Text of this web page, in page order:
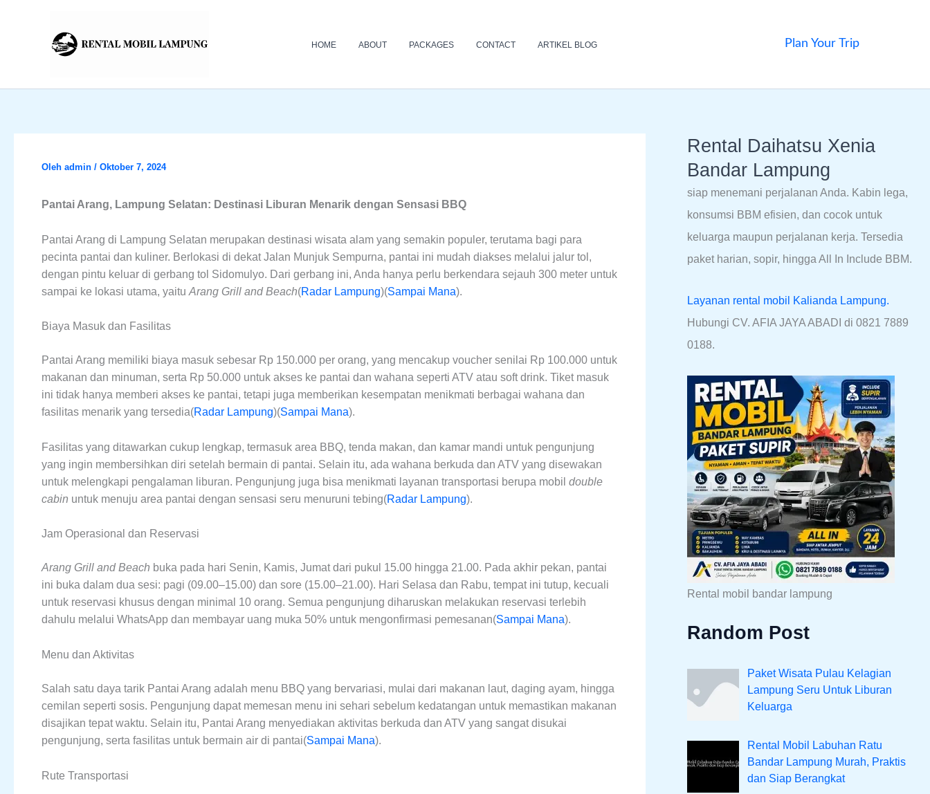
HOME ABOUT PACKAGES CONTACT ARTIKEL BLOG Plan Your Trip
Oleh admin / Oktober 7, 2024
Pantai Arang, Lampung Selatan: Destinasi Liburan Menarik dengan Sensasi BBQ
Pantai Arang di Lampung Selatan merupakan destinasi wisata alam yang semakin populer, terutama bagi para
pecinta pantai dan kuliner. Berlokasi di dekat Jalan Munjuk Sempurna, pantai ini mudah diakses melalui jalur tol,
dengan pintu keluar di gerbang tol Sidomulyo. Dari gerbang ini, Anda hanya perlu berkendara sejauh 300 meter untuk
sampai ke lokasi utama, yaitu Arang Grill and Beach​(Radar Lampung)​(Sampai Mana).
Biaya Masuk dan Fasilitas
Pantai Arang memiliki biaya masuk sebesar Rp 150.000 per orang, yang mencakup voucher senilai Rp 100.000 untuk
makanan dan minuman, serta Rp 50.000 untuk akses ke pantai dan wahana seperti ATV atau soft drink. Tiket masuk
ini tidak hanya memberi akses ke pantai, tetapi juga memberikan kesempatan menikmati berbagai wahana dan
fasilitas menarik yang tersedia​(Radar Lampung)​(Sampai Mana).
Fasilitas yang ditawarkan cukup lengkap, termasuk area BBQ, tenda makan, dan kamar mandi untuk pengunjung
yang ingin membersihkan diri setelah bermain di pantai. Selain itu, ada wahana berkuda dan ATV yang disewakan
untuk melengkapi pengalaman liburan. Pengunjung juga bisa menikmati layanan transportasi berupa mobil double
cabin untuk menuju area pantai dengan sensasi seru menuruni tebing​(Radar Lampung).
Jam Operasional dan Reservasi
Arang Grill and Beach buka pada hari Senin, Kamis, Jumat dari pukul 15.00 hingga 21.00. Pada akhir pekan, pantai
ini buka dalam dua sesi: pagi (09.00–15.00) dan sore (15.00–21.00). Hari Selasa dan Rabu, tempat ini tutup, kecuali
untuk reservasi khusus dengan minimal 10 orang. Semua pengunjung diharuskan melakukan reservasi terlebih
dahulu melalui WhatsApp dan membayar uang muka 50% untuk mengonfirmasi pemesanan​(Sampai Mana).
Menu dan Aktivitas
Salah satu daya tarik Pantai Arang adalah menu BBQ yang bervariasi, mulai dari makanan laut, daging ayam, hingga
cemilan seperti sosis. Pengunjung dapat memesan menu ini sehari sebelum kedatangan untuk memastikan makanan
disajikan tepat waktu. Selain itu, Pantai Arang menyediakan aktivitas berkuda dan ATV yang sangat disukai
pengunjung, serta fasilitas untuk bermain air di pantai​(Sampai Mana).
Rute Transportasi
Rental Daihatsu Xenia
Bandar Lampung
siap menemani perjalanan Anda. Kabin lega,
konsumsi BBM efisien, dan cocok untuk
keluarga maupun perjalanan kerja. Tersedia
paket harian, sopir, hingga All In Include BBM.
Layanan rental mobil Kalianda Lampung.
Hubungi CV. AFIA JAYA ABADI di 0821 7889
0188.
Rental mobil bandar lampung
Random Post
Paket Wisata Pulau Kelagian
Lampung Seru Untuk Liburan
Keluarga
Rental Mobil Labuhan Ratu
Bandar Lampung Murah, Praktis
dan Siap Berangkat